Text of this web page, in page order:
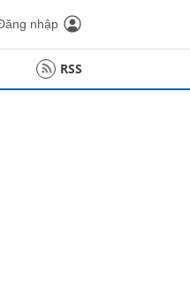
nhập
RSS